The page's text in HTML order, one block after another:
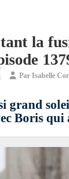
la
Par Isabelle
grand
Boris